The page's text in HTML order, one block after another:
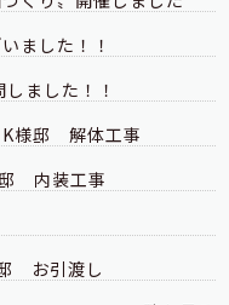
ました！！
ました！！
様邸 解体工事
内装工事
お引渡し